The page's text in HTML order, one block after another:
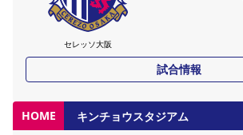
セレッソ大阪
試合情報
HOME キンチョウスタジアム